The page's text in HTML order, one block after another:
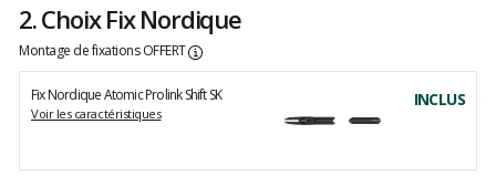
clients
2. Choix Fix Nordique
Montage de fixations OFFERT
Fix Nordique Atomic Prolink Shift SK
Voir les caractéristiques
INCLUS